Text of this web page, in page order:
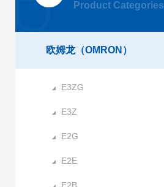
Product Categories
欧姆龙（OMRON）
E3ZG
E3Z
E2G
E2E